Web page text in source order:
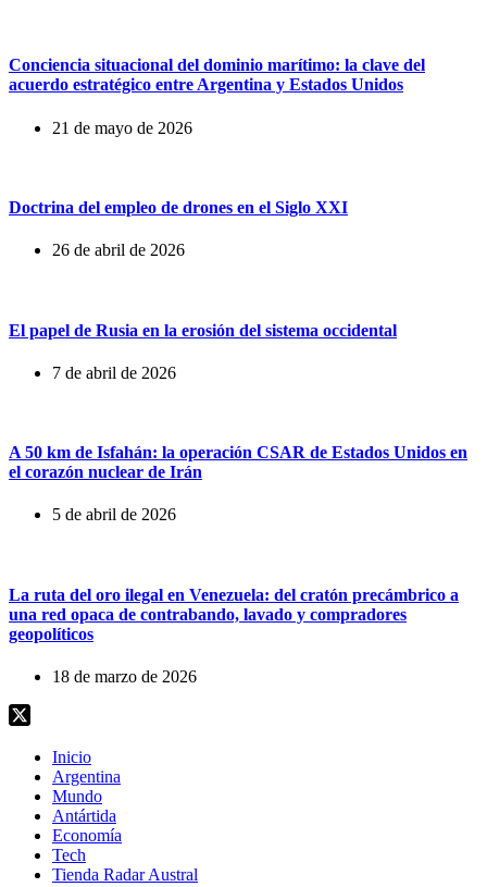
Conciencia situacional del dominio marítimo: la clave del
acuerdo estratégico entre Argentina y Estados Unidos
21 de mayo de 2026
Doctrina del empleo de drones en el Siglo XXI
26 de abril de 2026
El papel de Rusia en la erosión del sistema occidental
7 de abril de 2026
A 50 km de Isfahán: la operación CSAR de Estados Unidos en
el corazón nuclear de Irán
5 de abril de 2026
La ruta del oro ilegal en Venezuela: del cratón precámbrico a
una red opaca de contrabando, lavado y compradores
geopolíticos
18 de marzo de 2026
Inicio
Argentina
Mundo
Antártida
Economía
Tech
Tienda Radar Austral